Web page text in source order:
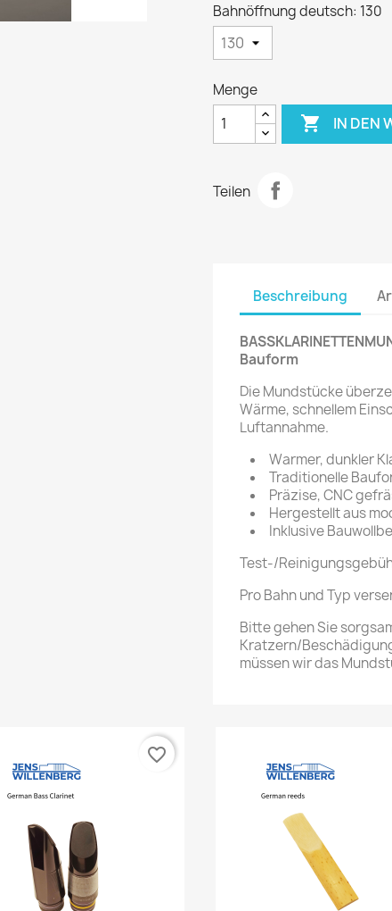
Bahnöffnung deutsch: 130
Menge
 IN DEN
Teilen
Beschreibung
Bauform
Die Mundstücke
Wärme, schnellem
Luftannahme.
Warmer, dunkler
Traditionelle
Präzise, CNC
Hergestellt aus
Inklusive
Test-/
Pro Bahn und Typ
Bitte gehen Sie
Kratzern/
müssen wir das
favorite_border